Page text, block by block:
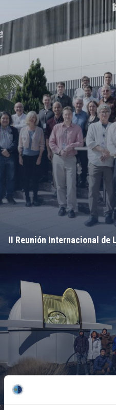
II Reunión Internacional de
Campamento de Astronomía